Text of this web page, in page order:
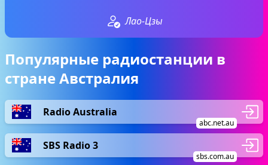
Лао-Цзы
Популярные радиостанции в
стране Австралия
Radio Australia
abc.net.au
SBS Radio 3
sbs.com.au